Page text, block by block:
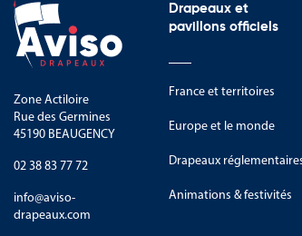
Zone Actiloire
Rue des Germines
45190 BEAUGENCY
02 38 83 77 72
info@aviso-
drapeaux.com
Drapeaux et
pavillons officiels
France et territoires
Europe et le monde
Drapeaux
Animations & festivités